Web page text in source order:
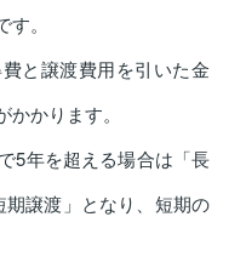
。
と譲渡費用を引いた金
かります。
5年を超える場合は「長
譲渡」となり、短期の